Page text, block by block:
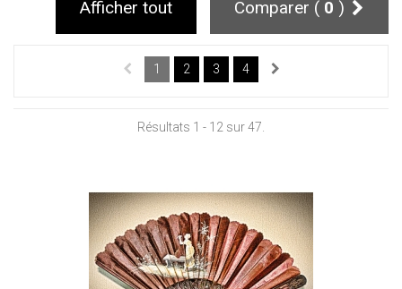
Comparer ( 0 )
Afficher tout
1 2 3 4
Résultats 1 - 12 sur 47.